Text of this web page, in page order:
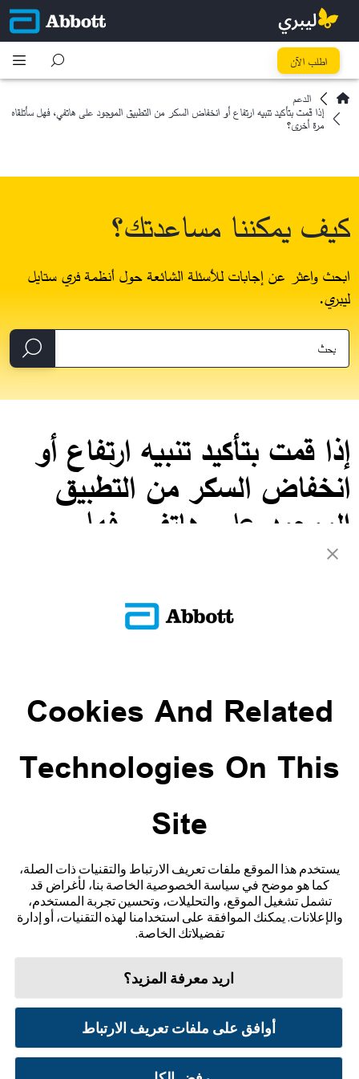
اطلب الآن
الدعم
إذا قمت بتأكيد تنبيه ارتفاع أو انخفاض السكر من التطبيق الموجود على هاتفي، فهل سأتلقاه
مرة أخرى؟
كيف يمكننا مساعدتك؟
ابحث واعثر عن إجابات للأسئلة الشائعة حول أنظمة فري ستايل
ليبري.
إذا قمت بتأكيد تنبيه ارتفاع أو
انخفاض السكر من التطبيق
الموجود على هاتفي، فهل
سأتلقاه مرة أخرى؟
لا، لن تتلقى تنبيهًا آخر بارتفاع أو انخفاض مستوى السكر حتى تحدث
خريطة الموقع
شروط الاستخدام سياسة الخصوصية
تفضيلات ملفات تعريف الارتباط
© 2026 أبوت. جميع الحقوق محفوظة. ليبري، وشعار الفراشة، وشكل ومظهر المجس، واللون الأصفر،
والعلامات، و/أو التصاميم ذات الصلة، تُعدّ ملكية فكرية لمجموعة شركات أبوت في مناطق مختلفة.
العلامات التجارية الأخرى مملوكة لأصحابها المعنيين. لا يجوز استخدام أي علامة تجارية، أو اسم
Cookies And Related
Technologies On This
Site
يستخدم هذا الموقع ملفات تعريف الارتباط والتقنيات ذات الصلة،
كما هو موضح في سياسة الخصوصية الخاصة بنا، لأغراض قد
تشمل تشغيل الموقع، والتحليلات، وتحسين تجربة المستخدم،
والإعلانات. يمكنك الموافقة على استخدامنا لهذه التقنيات، أو إدارة
تفضيلاتك الخاصة.
اريد معرفة المزيد؟
أوافق على ملفات تعريف الارتباط